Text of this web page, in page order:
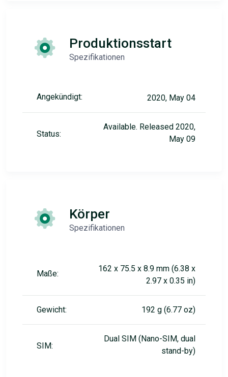
Produktionsstart
Spezifikationen
Angekündigt: 2020, May 04
Status:
Available. Released 2020,
May 09
Körper
Spezifikationen
Maße:
162 x 75.5 x 8.9 mm (6.38 x
2.97 x 0.35 in)
Gewicht: 192 g (6.77 oz)
SIM:
Dual SIM (Nano-SIM, dual
stand-by)